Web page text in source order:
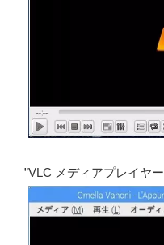
”VLC メディアプレイヤー